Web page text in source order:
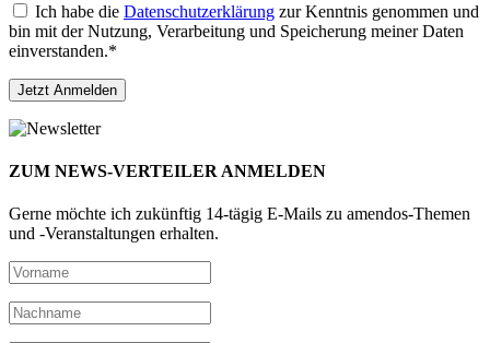
Ich habe die Datenschutzerklärung zur Kenntnis genommen und
bin mit der Nutzung, Verarbeitung und Speicherung meiner Daten
einverstanden.*
ZUM NEWS-VERTEILER ANMELDEN
Gerne möchte ich zukünftig 14-tägig E-Mails zu amendos-Themen
und -Veranstaltungen erhalten.